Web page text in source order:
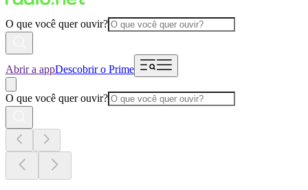
O que você quer ouvir?
Abrir a appDescobrir o Prime
O que você quer ouvir?